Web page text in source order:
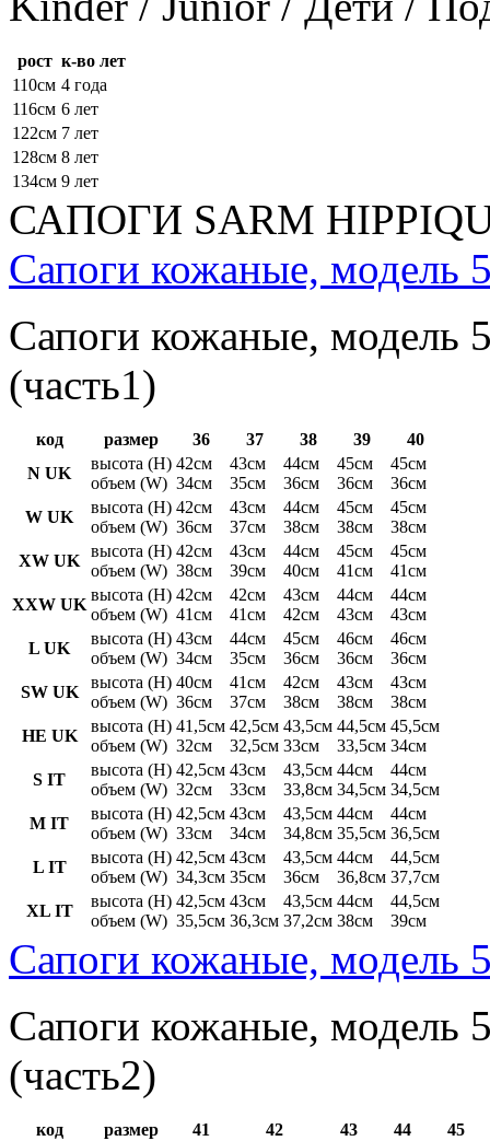
рост к-во лет
110см 4 года
116см 6 лет
122см 7 лет
128см 8 лет
134см 9 лет
САПОГИ SARM
Сапоги кожаные, модель
Сапоги кожаные, модель
(часть1)
код размер 36 37 38 39
40
N UK
высота (H)
объем (W)
42см
34см
43см
35см
44см
36см
45см
36см
45см
36см
W UK
высота (H)
объем (W)
42см
36см
43см
37см
44см
38см
45см
38см
45см
38см
XW UK
высота (H)
объем (W)
42см
38см
43см
39см
44см
40см
45см
41см
45см
41см
XXW UK
высота (H)
объем (W)
42см
41см
42см
41см
43см
42см
44см
43см
44см
43см
L UK
высота (H)
объем (W)
43см
34см
44см
35см
45см
36см
46см
36см
46см
36см
SW UK
высота (H)
объем (W)
40см
36см
41см
37см
42см
38см
43см
38см
43см
38см
HE UK
высота (H)
объем (W)
41,5см
32см
42,5см
32,5см
43,5см
33см
44,5см
33,5см
45,5см
34см
S IT
высота (H)
объем (W)
42,5см
32см
43см
33см
43,5см
33,8см
44см
34,5см
44см
34,5см
M IT
высота (H)
объем (W)
42,5см
33см
43см
34см
43,5см
34,8см
44см
35,5см
44см
36,5см
L IT
высота (H)
объем (W)
42,5см
34,3см
43см
35см
43,5см
36см
44см
36,8см
44,5см
37,7см
XL IT
высота (H)
объем (W)
42,5см
35,5см
43см
36,3см
43,5см
37,2см
44см
38см
44,5см
39см
Сапоги кожаные, модель
Сапоги кожаные, модель
(часть2)
код размер 41 42 43 44
45